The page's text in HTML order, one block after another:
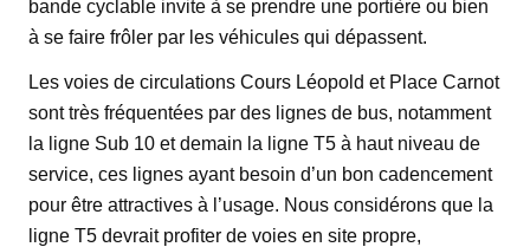
bande cyclable invite à se prendre une portière ou bien
à se faire frôler par les véhicules qui dépassent.
Les voies de circulations Cours Léopold et Place Carnot
sont très fréquentées par des lignes de bus, notamment
la ligne Sub 10 et demain la ligne T5 à haut niveau de
service, ces lignes ayant besoin d’un bon cadencement
pour être attractives à l’usage. Nous considérons que la
ligne T5 devrait profiter de voies en site propre,